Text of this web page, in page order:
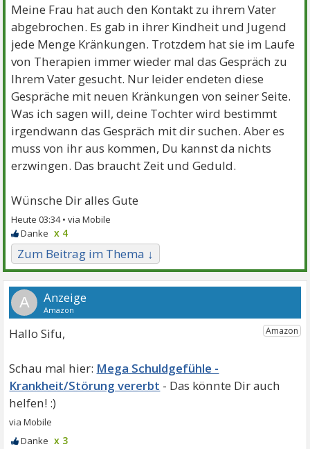
Meine Frau hat auch den Kontakt zu ihrem Vater
abgebrochen. Es gab in ihrer Kindheit und Jugend
jede Menge Kränkungen. Trotzdem hat sie im Laufe
von Therapien immer wieder mal das Gespräch zu
Ihrem Vater gesucht. Nur leider endeten diese
Gespräche mit neuen Kränkungen von seiner Seite.
Was ich sagen will, deine Tochter wird bestimmt
irgendwann das Gespräch mit dir suchen. Aber es
muss von ihr aus kommen, Du kannst da nichts
erzwingen. Das braucht Zeit und Geduld.
Wünsche Dir alles Gute
Heute 03:34 •
x 4
Zum Beitrag im Thema ↓
A
Hallo Sifu,
Mega Schuldgefühle -
Krankheit/Störung vererbt
x 3